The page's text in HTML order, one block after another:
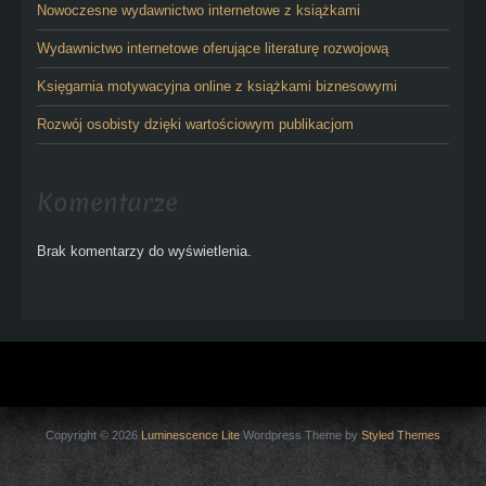
Nowoczesne wydawnictwo internetowe z książkami
Wydawnictwo internetowe oferujące literaturę rozwojową
Księgarnia motywacyjna online z książkami biznesowymi
Rozwój osobisty dzięki wartościowym publikacjom
Komentarze
Brak komentarzy do wyświetlenia.
Copyright © 2026 Luminescence Lite Wordpress Theme by Styled Themes